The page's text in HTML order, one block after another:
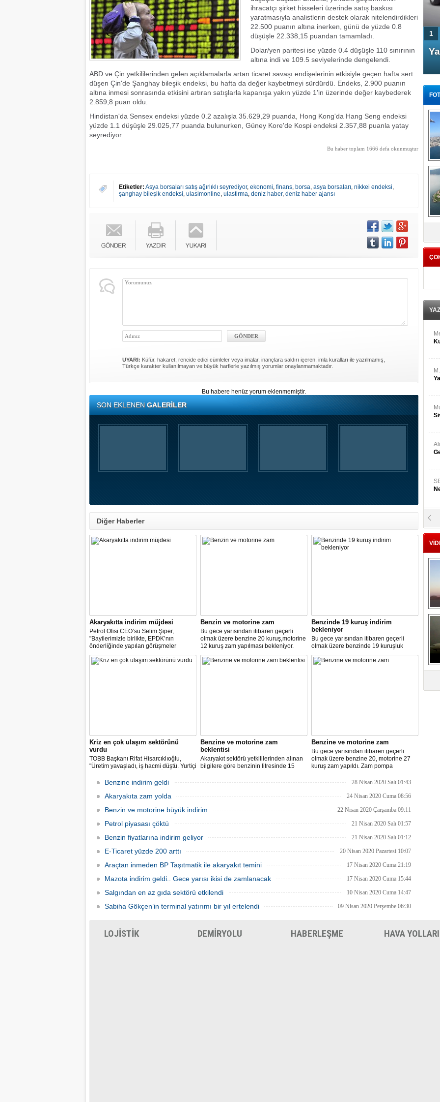
ihracatçı şirket hisseleri üzerinde satış baskısı
yaratmasıyla analistlerin destek olarak nitelendirdikleri
22.500 puanın altına inerken, günü de yüzde 0.8
düşüşle 22.338,15 puandan tamamladı.
Dolar/yen paritesi ise yüzde 0.4 düşüşle 110 sınırının
altına indi ve 109.5 seviyelerinde dengelendi.
ABD ve Çin yetkililerinden gelen açıklamalarla artan ticaret savaşı endişelerinin etkisiyle geçen hafta sert
düşen Çin'de Şanghay bileşik endeksi, bu hafta da değer kaybetmeyi sürdürdü. Endeks, 2.900 puanın
altına inmesi sonrasında etkisini artıran satışlarla kapanışa yakın yüzde 1'in üzerinde değer kaybederek
2.859,8 puan oldu.
Hindistan'da Sensex endeksi yüzde 0.2 azalışla 35.629,29 puanda, Hong Kong'da Hang Seng endeksi
yüzde 1.1 düşüşle 29.025,77 puanda bulunurken, Güney Kore'de Kospi endeksi 2.357,88 puanla yatay
seyrediyor.
Bu haber toplam 1666 defa okunmuştur
Etiketler: Asya borsaları satış ağırlıklı seyrediyor, ekonomi, finans, borsa, asya borsaları, nikkei endeksi,
şanghay bileşik endeksi, ulasimonline, ulastirma, deniz haber, deniz haber ajansı
UYARI: Küfür, hakaret, rencide edici cümleler veya imalar, inançlara saldırı içeren, imla kuralları ile yazılmamış,
Türkçe karakter kullanılmayan ve büyük harflerle yazılmış yorumlar onaylanmamaktadır.
Bu habere henüz yorum eklenmemiştir.
SON EKLENENGALERİLER
Diğer Haberler
Akaryakıtta indirim müjdesi
Petrol Ofisi CEO’su Selim Şiper,
"Bayilerimizle birlikte, EPDK’nın
önderliğinde yapılan görüşmeler
sonucunda, dağıtım masraf
paylarımızdan fedakârlık ederek
Benzin ve motorine zam
Bu gece yarısından itibaren geçerli
olmak üzere benzine 20 kuruş,motorine
12 kuruş zam yapılması bekleniyor.
Benzinde 19 kuruş indirim
bekleniyor
Bu gece yarısından itibaren geçerli
olmak üzere benzinde 19 kuruşluk
indirim gerçekleşti.
Kriz en çok ulaşım sektörünü
vurdu
TOBB Başkanı Rifat Hisarcıklıoğlu,
"Üretim yavaşladı, iş hacmi düştü. Yurtiçi
sınırları kapattı, ihracat yavaşladı,
mallarımızı taşıyamaz hale geldik" dedi.
Benzine ve motorine zam
beklentisi
Akaryakıt sektörü yetkililerinden alınan
bilgilere göre benzinin litresinde 15
zam yapılması bekleniyor.
Benzine ve motorine zam
Bu gece yarısından itibaren geçerli
olmak üzere benzine 20, motorine 27
kuruş zam yapıldı. Zam pompa
Benzine indirim geldi 28 Nisan 2020 Salı 01:43
Akaryakıta zam yolda 24 Nisan 2020 Cuma 08:56
Benzin ve motorine büyük indirim 22 Nisan 2020 Çarşamba 09:11
Petrol piyasası çöktü 21 Nisan 2020 Salı 01:57
Benzin fiyatlarına indirim geliyor 21 Nisan 2020 Salı 01:12
E-Ticaret yüzde 200 arttı 20 Nisan 2020 Pazartesi 10:07
Araçtan inmeden BP Taşıtmatik ile akaryakıt temini 17 Nisan 2020 Cuma 21:19
Mazota indirim geldi.. Gece yarısı ikisi de zamlanacak 17 Nisan 2020 Cuma 15:44
Salgından en az gıda sektörü etkilendi 10 Nisan 2020 Cuma 14:47
Sabiha Gökçen’in terminal yatırımı bir yıl ertelendi 09 Nisan 2020 Perşembe 06:30
4 Kapılı AMG GT Coupe
Türkiye'de satışa çıktı
1
LOJİSTİK DEMİRYOLU HABERLEŞME HAVA YOLLARI